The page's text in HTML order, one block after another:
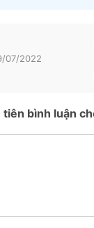
07/2022
bình luận